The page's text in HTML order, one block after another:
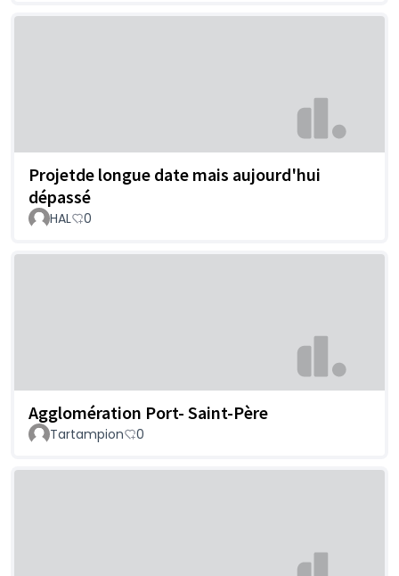
Projetde longue date mais aujourd'hui
dépassé
HAL 0
Agglomération Port- Saint-Père
Tartampion 0